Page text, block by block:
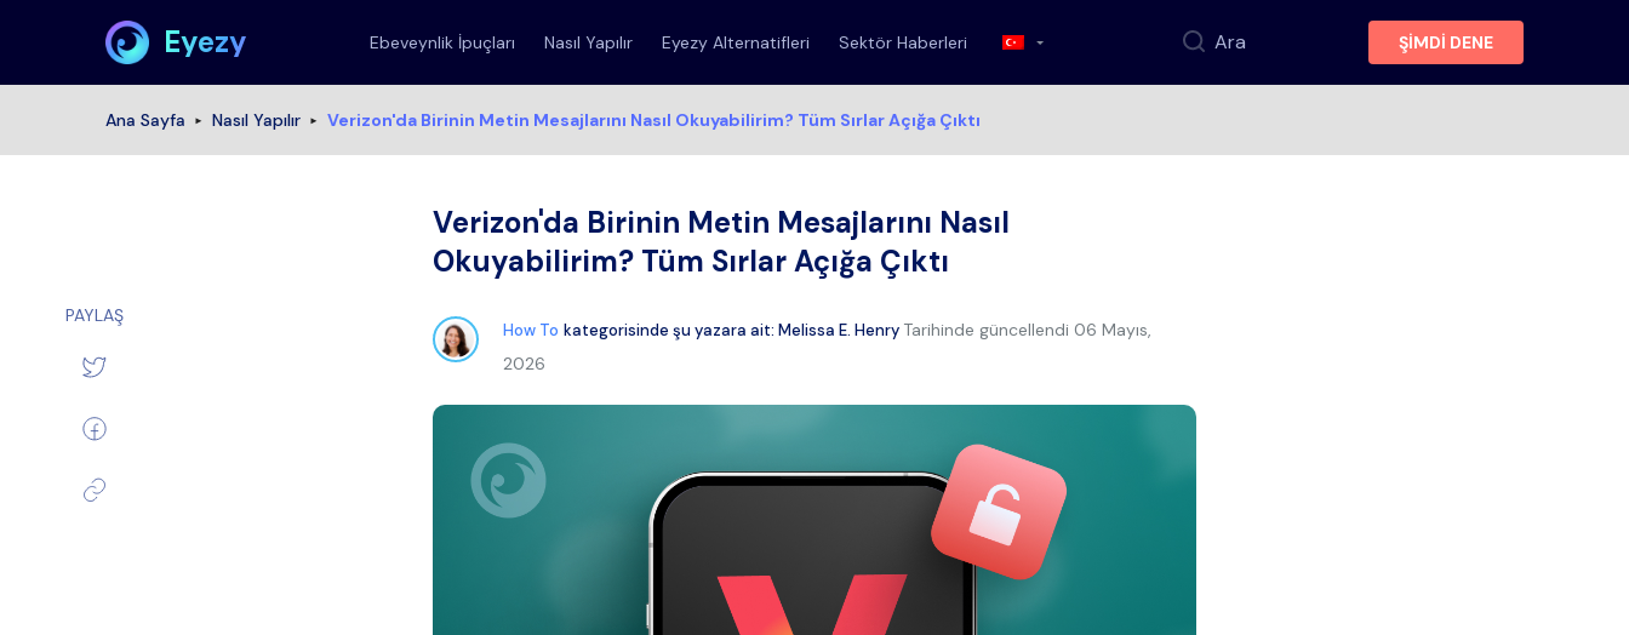
Eyezy Ebeveynlik İpuçları Nasıl Yapılır Eyezy Alternatifleri Sektör Haberleri Ara ŞİMDİ DENE
Ana Sayfa Nasıl Yapılır Verizon'da Birinin Metin Mesajlarını Nasıl Okuyabilirim? Tüm Sırlar Açığa Çıktı
Verizon'da Birinin Metin Mesajlarını Nasıl
Okuyabilirim? Tüm Sırlar Açığa Çıktı
How To kategorisinde şu yazara ait: Melissa E. Henry Tarihinde güncellendi 06 Mayıs,
2026
PAYLAŞ